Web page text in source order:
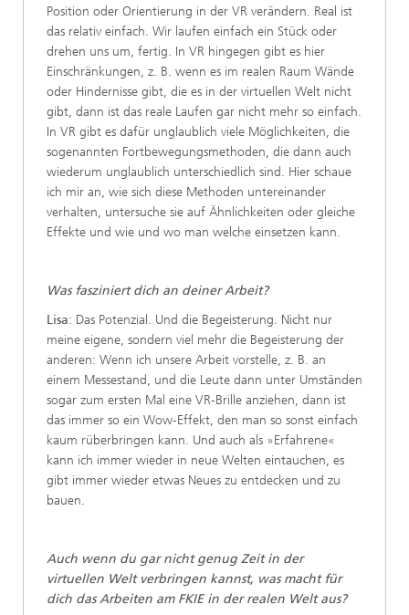
Position oder Orientierung in der VR verändern. Real ist
das relativ einfach. Wir laufen einfach ein Stück oder
drehen uns um, fertig. In VR hingegen gibt es hier
Einschränkungen, z. B. wenn es im realen Raum Wände
oder Hindernisse gibt, die es in der virtuellen Welt nicht
gibt, dann ist das reale Laufen gar nicht mehr so einfach.
In VR gibt es dafür unglaublich viele Möglichkeiten, die
sogenannten Fortbewegungsmethoden, die dann auch
wiederum unglaublich unterschiedlich sind. Hier schaue
ich mir an, wie sich diese Methoden untereinander
verhalten, untersuche sie auf Ähnlichkeiten oder gleiche
Effekte und wie und wo man welche einsetzen kann.
Was fasziniert dich an deiner Arbeit?
Lisa: Das Potenzial. Und die Begeisterung. Nicht nur
meine eigene, sondern viel mehr die Begeisterung der
anderen: Wenn ich unsere Arbeit vorstelle, z. B. an
einem Messestand, und die Leute dann unter Umständen
sogar zum ersten Mal eine VR-Brille anziehen, dann ist
das immer so ein Wow-Effekt, den man so sonst einfach
kaum rüberbringen kann. Und auch als »Erfahrene«
kann ich immer wieder in neue Welten eintauchen, es
gibt immer wieder etwas Neues zu entdecken und zu
bauen.
Auch wenn du gar nicht genug Zeit in der
virtuellen Welt verbringen kannst, was macht für
dich das Arbeiten am FKIE in der realen Welt aus?